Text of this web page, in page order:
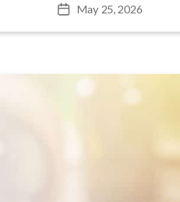
PostMay 25, 2026